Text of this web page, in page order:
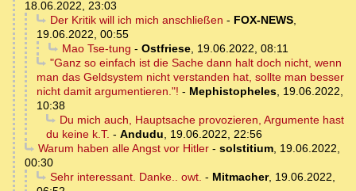
18.06.2022, 23:03
Der Kritik will ich mich anschließen - FOX-NEWS,
19.06.2022, 00:55
Mao Tse-tung - Ostfriese, 19.06.2022, 08:11
"Ganz so einfach ist die Sache dann halt doch nicht, wenn
man das Geldsystem nicht verstanden hat, sollte man besser
nicht damit argumentieren."! - Mephistopheles, 19.06.2022,
10:38
Du mich auch, Hauptsache provozieren, Argumente hast
du keine k.T. - Andudu, 19.06.2022, 22:56
Warum haben alle Angst vor Hitler- solstitium, 19.06.2022,
00:30
Sehr interessant. Danke.. owt. - Mitmacher, 19.06.2022,